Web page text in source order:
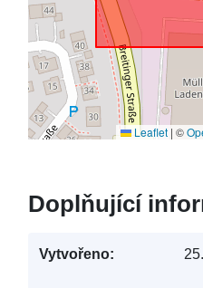
Leaflet | ©
Doplňující
Vytvořeno: